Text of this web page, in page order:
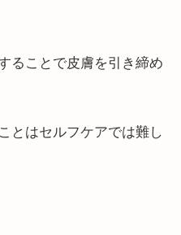
ることで皮膚を引き締め
とはセルフケアでは難し